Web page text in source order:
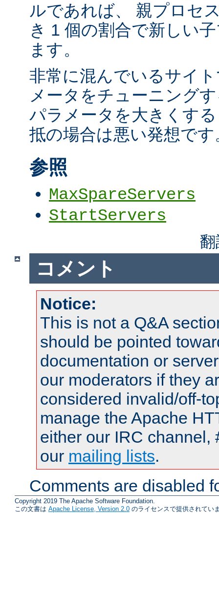
ルであれば、 親プロセ
き 1 個の割合で新しい
ます。
非常に混んでいるサイ
メータをチューニング
パラメータを大きくす
抵の場合は悪い発想です
参照
MaxSpareServers
StartServers
コメント
Notice:
This is not a Q&A
should be pointed
documentation or
our moderators if they
considered invalid/off-
manage the Apache
either our IRC channel,
our mailing lists.
Comments are disabled
Copyright 2019 The Apache Software Foundation.
この文書は Apache License, Version 2.0 のライセンスで提供されてい